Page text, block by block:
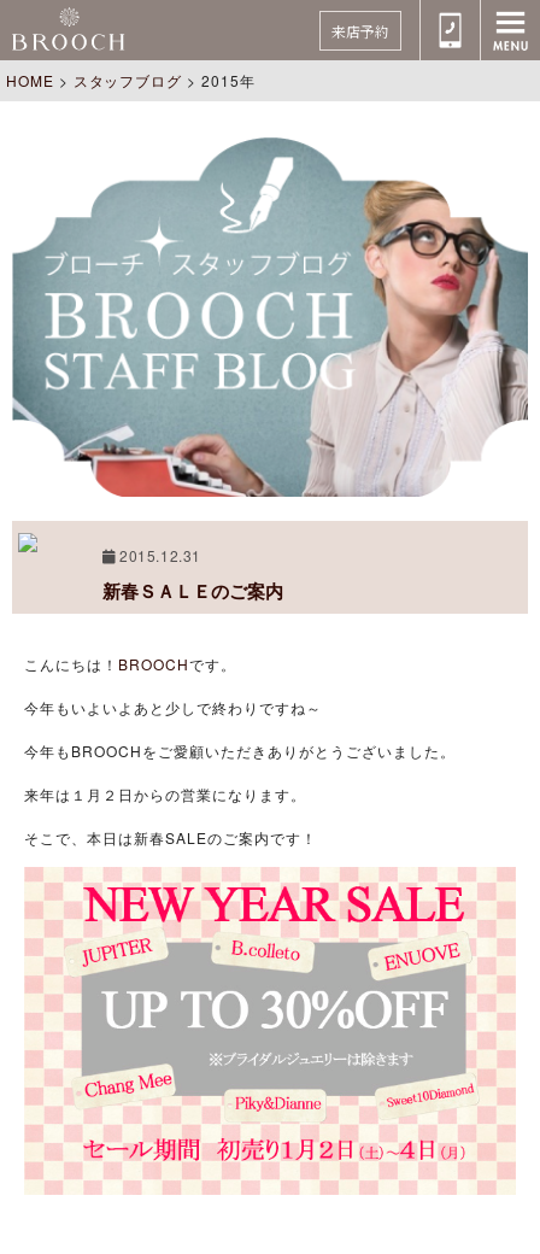
来店予約
HOME > スタッフブログ >2015年
2015.12.31
新春ＳＡＬＥのご案内
こんにちは！ BROOCHです。
今年もいよいよあと少しで終わりですね～
今年もBROOCHをご愛顧いただきありがとうございました。
来年は１月２日からの営業になります。
そこで、本日は新春SALEのご案内です！